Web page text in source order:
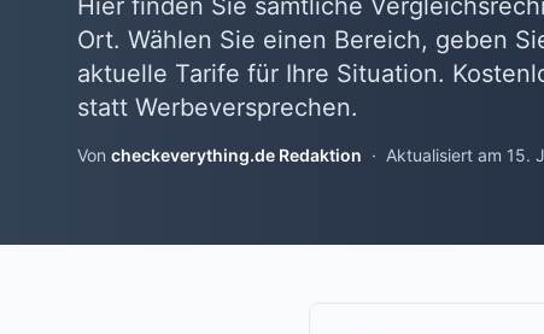
Hier finden Sie sämtliche
Ort. Wählen Sie einen Bereich, geben
aktuelle Tarife für Ihre Situation.
statt Werbeversprechen.
Von checkeverything.de Redaktion · Aktualisiert am 15.